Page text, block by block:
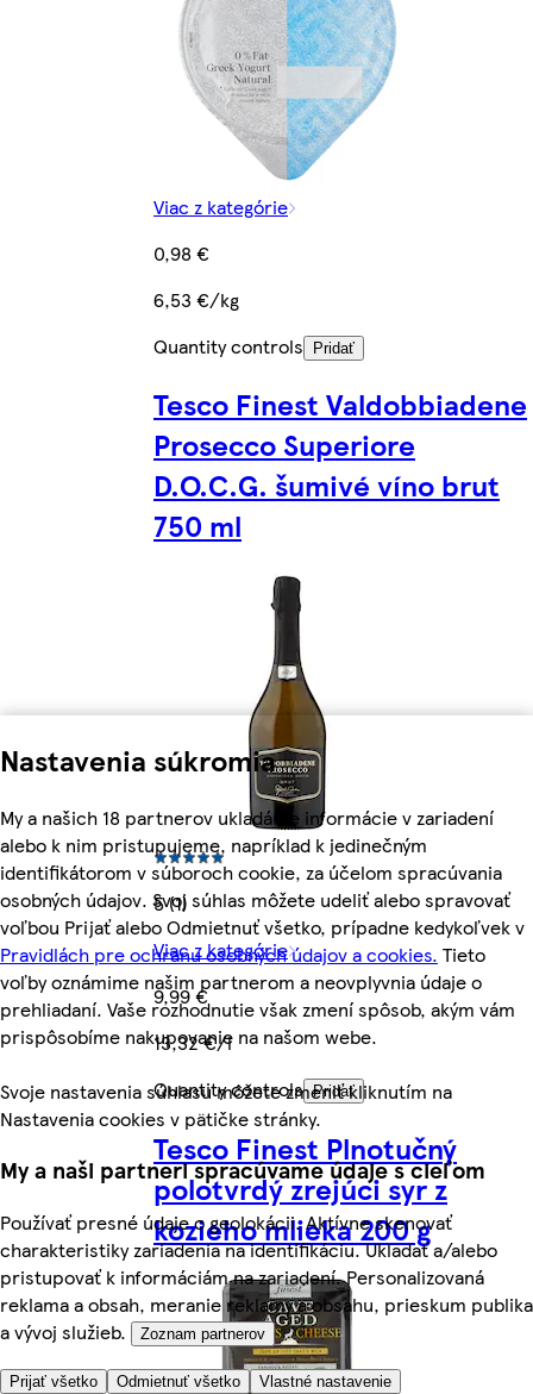
Nastavenia súkromia
My a našich 18 partnerov ukladáme informácie v zariadení
alebo k nim pristupujeme, napríklad k jedinečným
identifikátorom v súboroch cookie, za účelom spracúvania
osobných údajov. Svoj súhlas môžete udeliť alebo spravovať
voľbou Prijať alebo Odmietnuť všetko, prípadne kedykoľvek v
Pravidlách pre ochranu osobných údajov a cookies. Tieto
voľby oznámime našim partnerom a neovplyvnia údaje o
prehliadaní. Vaše rozhodnutie však zmení spôsob, akým vám
prispôsobíme nakupovanie na našom webe.
Svoje nastavenia súhlasu môžete zmeniť kliknutím na
Nastavenia cookies v pätičke stránky.
My a naši partneri spracúvame údaje s cieľom
Používať presné údaje o geolokácii. Aktívne skenovať
charakteristiky zariadenia na identifikáciu. Ukladať a/alebo
pristupovať k informáciám na zariadení. Personalizovaná
reklama a obsah, meranie reklamy a obsahu, prieskum publika
a vývoj služieb.
Zoznam partnerov
Prijať všetko Odmietnuť všetko Vlastné nastavenie
Viac z kategórie
0,98 €
6,53 €/kg
Quantity controls
Pridať
Tesco Finest Valdobbiadene
Prosecco Superiore
D.O.C.G. šumivé víno brut
750 ml
5 (1)
Viac z kategórie
9,99 €
13,32 €/l
Quantity controls Pridať
Tesco Finest Plnotučný
polotvrdý zrejúci syr z
kozieho mlieka 200 g